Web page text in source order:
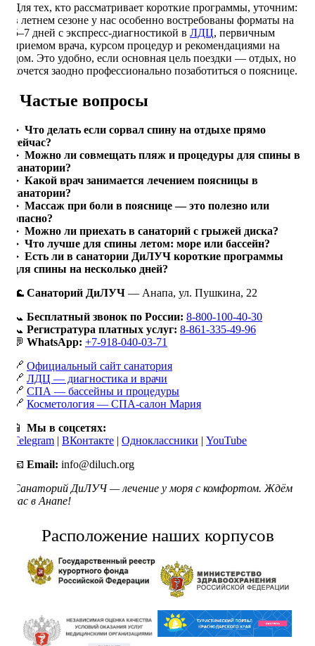
Для тех, кто рассматривает короткие программы, уточним:
в летнем сезоне у нас особенно востребованы форматы на
5–7 дней с экспресс-диагностикой в ЛДЦ, первичным
приемом врача, курсом процедур и рекомендациями на
дом. Это удобно, если основная цель поездки — отдых, но
хочется заодно профессионально позаботиться о пояснице.
Частые вопросы
Что делать если сорвал спину на отдыхе прямо
сейчас?
Можно ли совмещать пляж и процедуры для спины в
санатории?
Какой врач занимается лечением поясницы в
санатории?
Массаж при боли в пояснице — это полезно или
опасно?
Можно ли приехать в санаторий с грыжей диска?
Что лучше для спины летом: море или бассейн?
Есть ли в санатории ДиЛУЧ короткие программы
для спины на несколько дней?
🌊 Санаторий ДиЛУЧ — Анапа, ул. Пушкина, 22
📞 Бесплатный звонок по России: 8-800-100-40-30
📞 Регистратура платных услуг: 8-861-335-49-96
💬 WhatsApp: +7-918-040-03-71
🔗 Официальный сайт санатория
🔗 ЛДЦ — диагностика и врачи
🔗 СПА — бассейны и процедуры
🔗 Косметология — СПА-салон Мария
📱 Мы в соцсетях:
Telegram | ВКонтакте | Одноклассники | YouTube
📧 Email: info@diluch.org
Санаторий ДиЛУЧ — лечение у моря с комфортом. Ждём
вас в Анапе!
Расположение наших корпусов